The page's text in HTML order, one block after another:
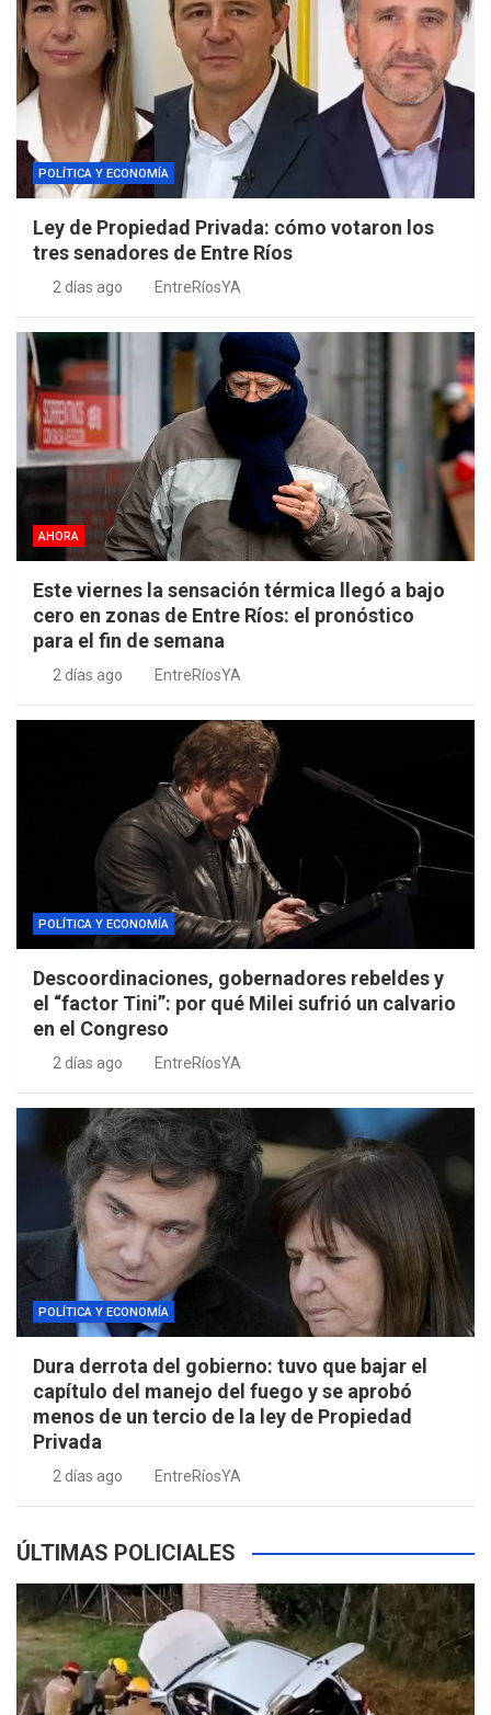
POLÍTICA Y ECONOMÍA
Ley de Propiedad Privada: cómo votaron los
tres senadores de Entre Ríos
2 días ago EntreRíosYA
AHORA
Este viernes la sensación térmica llegó a bajo
cero en zonas de Entre Ríos: el pronóstico
para el fin de semana
2 días ago EntreRíosYA
POLÍTICA Y ECONOMÍA
Descoordinaciones, gobernadores rebeldes y
el “factor Tini”: por qué Milei sufrió un calvario
en el Congreso
2 días ago EntreRíosYA
POLÍTICA Y ECONOMÍA
Dura derrota del gobierno: tuvo que bajar el
capítulo del manejo del fuego y se aprobó
menos de un tercio de la ley de Propiedad
Privada
2 días ago EntreRíosYA
ÚLTIMAS POLICIALES